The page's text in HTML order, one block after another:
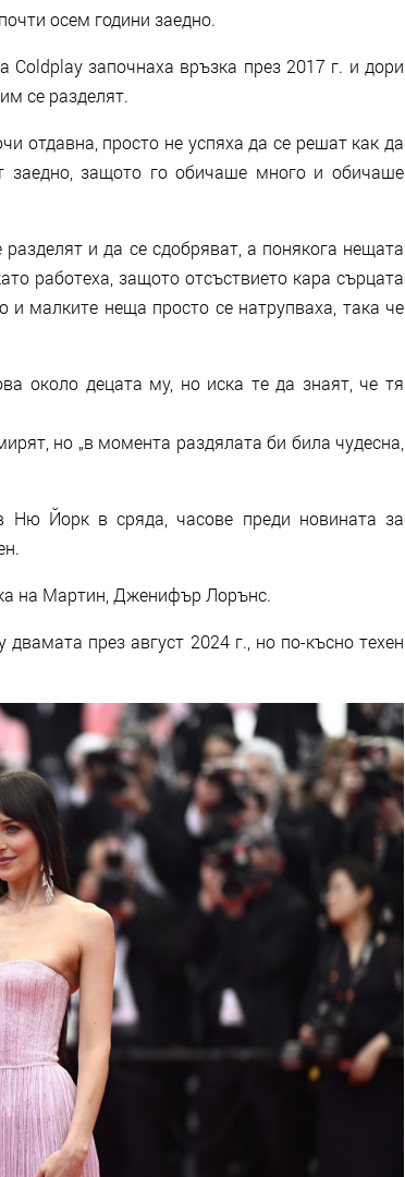
осем години заедно.
започнаха връзка през 2017 г. и дори
се разделят.
отдавна, просто не успяха да се решат как да
заедно, защото го обичаше много и обичаше
и да се сдобряват, а понякога нещата
работеха, защото отсъствието кара сърцата
и малките неща просто се натрупваха, така че
около децата му, но иска те да знаят, че тя
но „в момента раздялата би била чудесна,
Йорк в сряда, часове преди новината за
на Мартин, Дженифър Лорънс.
през август 2024 г., но по-късно техен